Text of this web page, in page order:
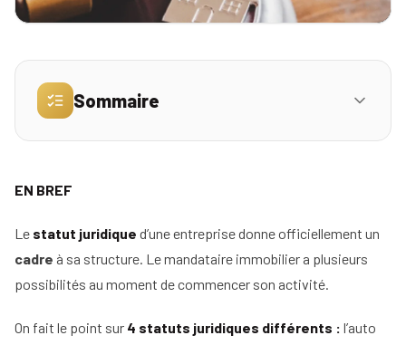
vos
revenus
Réserver
place
la
réunion
Sommaire
03 IV. La Société par Actions Simplifiée
Unipersonnelle (SASU)
À noter :
EN BREF
Le statut juridique d’une entreprise donne officiellement un
cadre à sa structure. Le mandataire immobilier a plusieurs
possibilités au moment de commencer son activité.
On fait le point sur 4 statuts juridiques différents : l’auto